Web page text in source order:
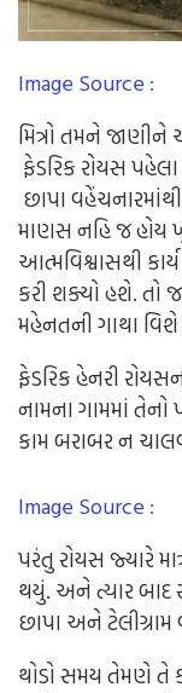
Image Source :
મિત્રોતમનેજાણીને
ફેડરિકરોયસપહેલા
છાપાવહેંચનારમાંથી
માણસનહિજહોય
આત્મવિશ્વાસથી કાર્ય
કરીશક્યોહશે.તો
મહેનતનીગાથા વિશે
ફેડરિકહેનરી
નામનાગામમાંતેનો
કામબરાબરન
Image Source :
પરંતુરોયસજ્યારે
થયું. અનેત્યારબાદ
છાપા અનેટેલીગ્રામ
થોડોસમયતેમણેતે